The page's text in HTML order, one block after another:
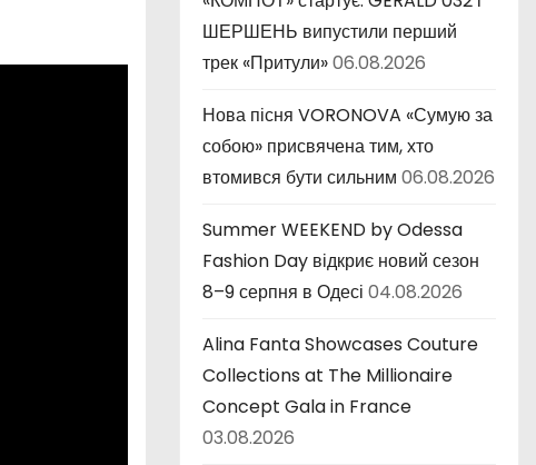
ШЕРШЕНЬ випустили перший
трек «Притули»06.08.2026
Нова пісня VORONOVA «Сумую за
собою» присвячена тим, хто
втомився бути сильним 06.08.2026
Summer WEEKEND by Odessa
Fashion Day відкриє новий сезон
8–9 серпня в Одесі 04.08.2026
Alina Fanta Showcases Couture
Collections at The Millionaire
Concept Gala in France
03.08.2026